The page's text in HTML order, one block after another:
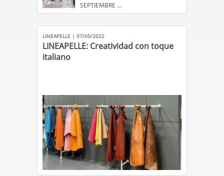
SEPTIEMBRE ...
LINEAPELLE | 07/05/2022
LINEAPELLE: Creatividad con toque
italiano